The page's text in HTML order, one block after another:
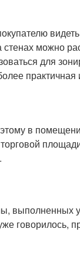
стенах можно
для
в
выполненных
говорилось,